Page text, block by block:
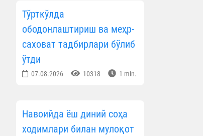
Тўрткўлда
ободонлаштириш ва меҳр-
саховат тадбирлари бўлиб
ўтди
07.08.2026 10318 1 min.
Навоийда ёш диний соҳа
ходимлари билан мулоқот